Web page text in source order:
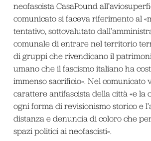
neofascista CasaPound
comunicato si faceva riferimento al
tentativo, sottovalutato
comunale di entrare nel territorio
di gruppi che rivendicano il
umano che il fascismo italiano ha
immenso sacrificio». Nel comunicato
carattere antifascista della città «e la
ogni forma di revisionismo storico e
distanza e denuncia di coloro che
spazi politici ai neofascisti».